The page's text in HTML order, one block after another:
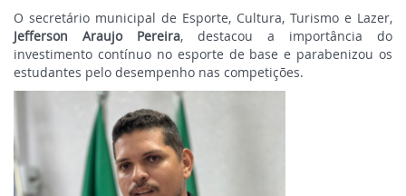
O secretário municipal de Esporte, Cultura, Turismo e Lazer,
Jefferson Araujo Pereira, destacou a importância do
investimento contínuo no esporte de base e parabenizou os
estudantes pelo desempenho nas competições.